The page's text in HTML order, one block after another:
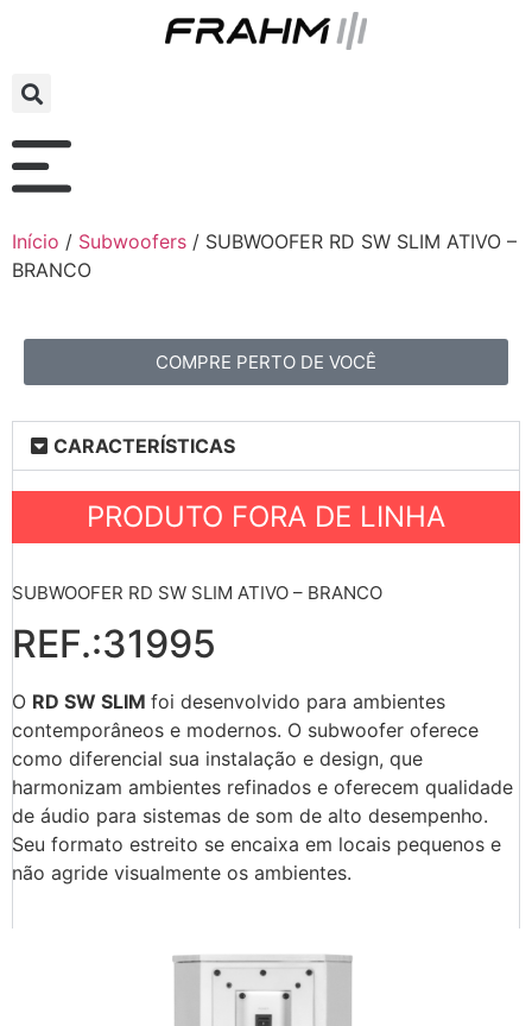
Início / Subwoofers / SUBWOOFER RD SW SLIM ATIVO –
BRANCO
COMPRE PERTO DE VOCÊ
CARACTERÍSTICAS
PRODUTO FORA DE LINHA
SUBWOOFER RD SW SLIM ATIVO – BRANCO
REF.:31995
O RD SW SLIM foi desenvolvido para ambientes
contemporâneos e modernos. O subwoofer oferece
como diferencial sua instalação e design, que
harmonizam ambientes refinados e oferecem qualidade
de áudio para sistemas de som de alto desempenho.
Seu formato estreito se encaixa em locais pequenos e
não agride visualmente os ambientes.